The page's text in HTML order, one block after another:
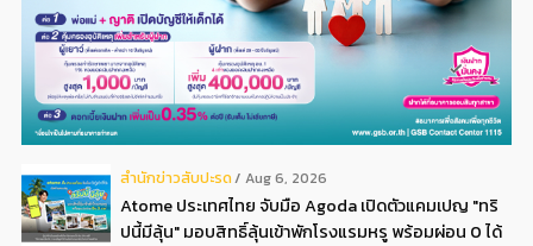
สํานักข่าวสับปะรด Aug 6, 2026
Atome ประเทศไทย จับมือ Agoda เปิดตัวแคมเปญ "ทริ
ปนี้มีลุ้น" มอบสิทธิ์ลุ้นเข้าพักโรงแรมหรู พร้อมผ่อน 0 ได้